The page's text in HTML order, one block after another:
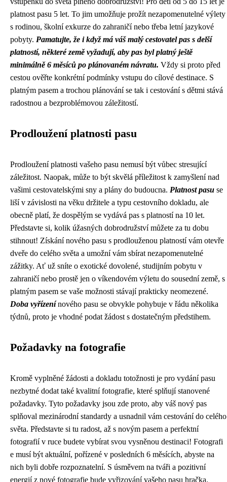
platnost pasu 5 let. To jim umožňuje prožít nezapomenutelné výlety
s rodinou, školní exkurze do zahraničí nebo třeba letní jazykové
pobyty. Pamatujte, že i když má váš malý cestovatel pas s delší
platností, některé země vyžadují, aby pas byl platný ještě
minimálně 6 měsíců po plánovaném návratu. Vždy si proto před
cestou ověřte konkrétní podmínky vstupu do cílové destinace. S
platným pasem a trochou plánování se tak i cestování s dětmi stává
radostnou a bezproblémovou záležitostí.
Prodloužení platnosti pasu
Prodloužení platnosti vašeho pasu nemusí být vůbec stresující
záležitost. Naopak, může to být skvělá příležitost k zamyšlení nad
vašimi cestovatelskými sny a plány do budoucna. Platnost pasu se
liší v závislosti na věku držitele a typu cestovního dokladu, ale
obecně platí, že dospělým se vydává pas s platností na 10 let.
Představte si, kolik úžasných dobrodružství můžete za tu dobu
stihnout! Získání nového pasu s prodlouženou platností vám otevře
dveře do celého světa a umožní vám sbírat nezapomenutelné
zážitky. Ať už sníte o exotické dovolené, studijním pobytu v
zahraničí nebo prostě jen o víkendovém výletu do sousední země, s
platným pasem se vaše možnosti stávají prakticky neomezené.
Doba vyřízenínového pasu se obvykle pohybuje v řádu několika
týdnů, proto je vhodné podat žádost s dostatečným předstihem.
Požadavky na fotografie
Kromě vyplněné žádosti a dokladu totožnosti je pro vydání pasu
nezbytné dodat také kvalitní fotografie, které splňují stanovené
požadavky. Tyto požadavky jsou zde proto, aby váš nový pas
splňoval mezinárodní standardy a usnadnil vám cestování do celého
světa. Představte si tu radost, až s novým pasem a perfektní
fotografií v ruce budete vybírat svou vysněnou destinaci! Fotografi
e musí být aktuální, pořízené v posledních 6 měsících, abyste na
nich byli dobře rozpoznatelní. S úsměvem na tváři a pozitivní
energií z nové fotografie bude vyřizování vašeho pasu hračka.